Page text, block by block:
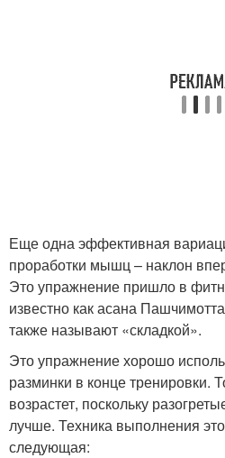
Еще одна эффективная
проработки мышц – наклон
Это упражнение пришло в
известно как асана
также называют «складкой».
Это упражнение хорошо
разминки в конце тренировки.
возрастет, поскольку
лучше. Техника выполнения
следующая: